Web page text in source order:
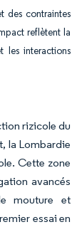
des contraintes
reflètent la
les interactions
rizicole du
la Lombardie
Cette zone
avancés
mouture et
essai en